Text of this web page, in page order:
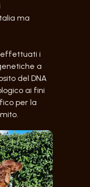
ma
effettuati i
a
del DNA
ai fini
per la